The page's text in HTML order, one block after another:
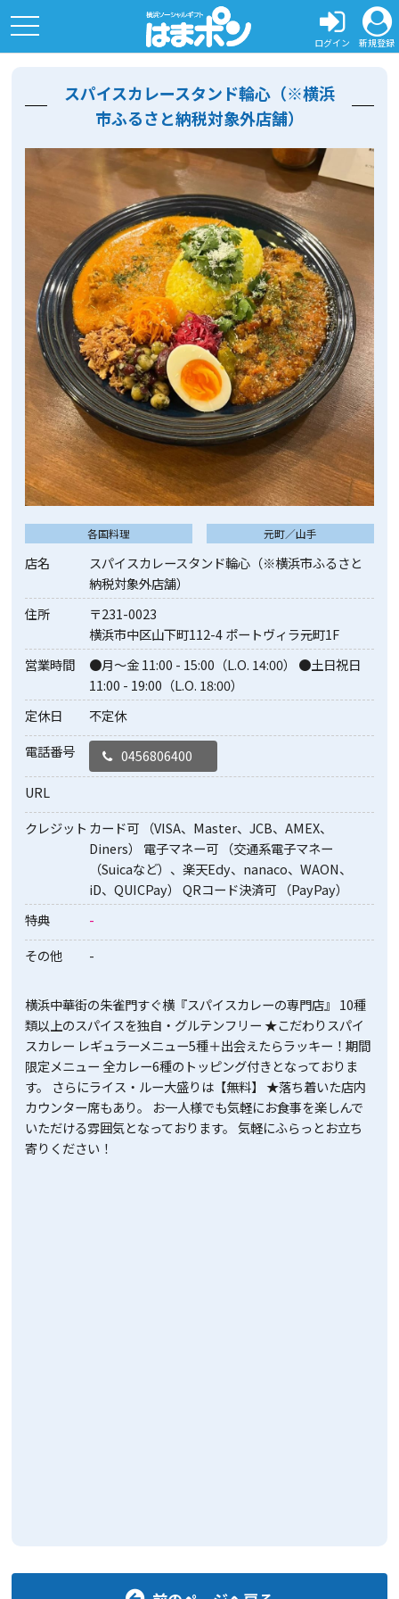
ログイン 新規登録
toggle
navigation
スパイスカレースタンド輪心（※横浜
市ふるさと納税対象外店舗）
各国料理 元町／山手
店名
スパイスカレースタンド輪心（※横浜市ふるさと
納税対象外店舗）
住所
〒231-0023
横浜市中区山下町112-4 ポートヴィラ元町1F
営業時間
●月～金 11:00 - 15:00（L.O. 14:00） ●土日祝日
11:00 - 19:00（L.O. 18:00）
定休日
不定休
電話番号
0456806400
URL
クレジット カード可 （VISA、Master、JCB、AMEX、
Diners） 電子マネー可 （交通系電子マネー
（Suicaなど）、楽天Edy、nanaco、WAON、
iD、QUICPay） QRコード決済可 （PayPay）
特典
-
その他
-
横浜中華街の朱雀門すぐ横『スパイスカレーの専門店』 10種
類以上のスパイスを独自・グルテンフリー ★こだわりスパイ
スカレー レギュラーメニュー5種＋出会えたらラッキー！期間
限定メニュー 全カレー6種のトッピング付きとなっておりま
す。 さらにライス・ルー大盛りは【無料】 ★落ち着いた店内
カウンター席もあり。 お一人様でも気軽にお食事を楽しんで
いただける雰囲気となっております。 気軽にふらっとお立ち
寄りください！